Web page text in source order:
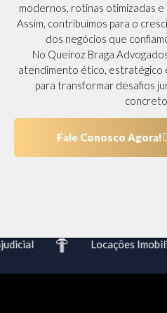
modernos, rotinas otimizadas
Assim, contribuímos para o
dos negócios que
No Queiroz Braga
atendimento ético, estratégico
para transformar desafios
Fale Conosco Agora!
Locações